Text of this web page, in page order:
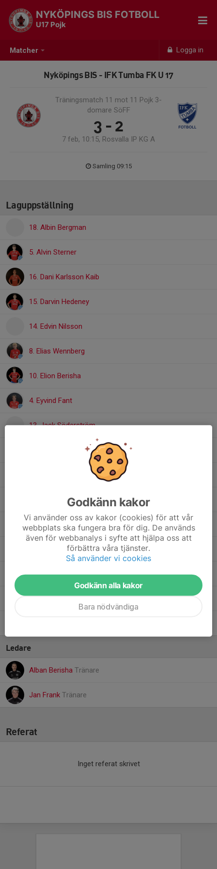
Matcher Logga in
NYKÖPINGS BIS FOTBOLL
U17 Pojk
Nyköpings BIS - IFK Tumba FK U 17
Träningsmatch 11 mot 11 Pojk 3-
domare SöFF
3 - 2
7 feb, 10:15, Rosvalla IP KG A
Samling 09:15
Laguppställning
18. Albin Bergman
5. Alvin Sterner
16. Dani Karlsson Kaib
15. Darvin Hedeney
14. Edvin Nilsson
8. Elias Wennberg
10. Elion Berisha
4. Eyvind Fant
13. Jack Söderström
11. Mohamed Adam
19. Mushtaq Atai
12. Nicholas Omar
Reber Aref
9. Sixten Hemmingson
Ledare
Alban Berisha Tränare
Jan Frank Tränare
Referat
Inget referat skrivet
Godkänn kakor
Vi använder oss av kakor (cookies) för att vår
webbplats ska fungera bra för dig. De används
även för webbanalys i syfte att hjälpa oss att
förbättra våra tjänster.
Så använder vi cookies
Godkänn alla kakor
Bara nödvändiga